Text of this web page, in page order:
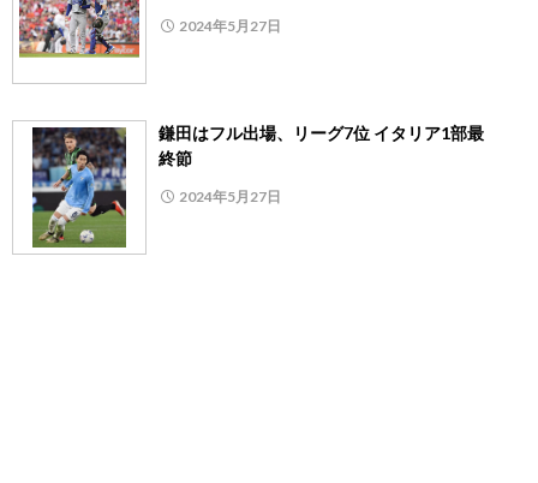
2024年5月27日
鎌田はフル出場、リーグ7位 イタリア1部最
終節
2024年5月27日